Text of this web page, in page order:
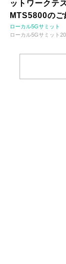
ットワークテ
MTS5800のご
ローカル5Gサミット
ローカル5Gサミット